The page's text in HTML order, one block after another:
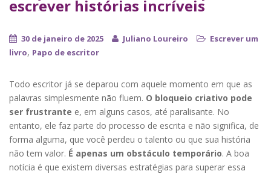
escrever histórias incríveis
30 de janeiro de 2025 Juliano Loureiro
Escrever um
livro, Papo de escritor
Todo escritor já se deparou com aquele momento em que as
palavras simplesmente não fluem. O bloqueio criativo pode
ser frustrante e, em alguns casos, até paralisante. No
entanto, ele faz parte do processo de escrita e não significa, de
forma alguma, que você perdeu o talento ou que sua história
não tem valor. É apenas um obstáculo temporário. A boa
notícia é que existem diversas estratégias para superar essa